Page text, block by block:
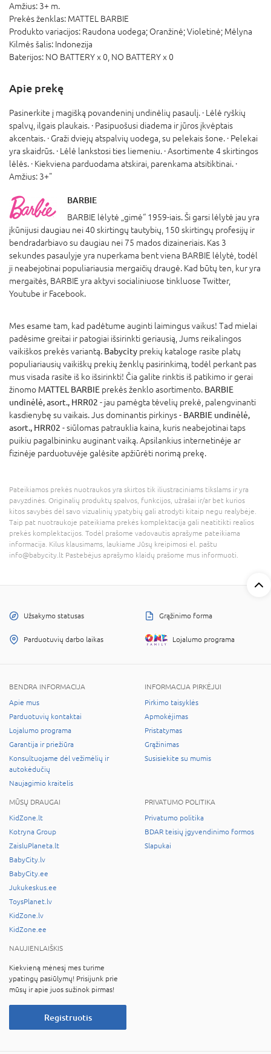
Amžius: 3+ m.
Prekės ženklas: MATTEL BARBIE
Produkto variacijos: Raudona uodega; Oranžinė; Violetinė; Mėlyna
Kilmės šalis: Indonezija
Baterijos: NO BATTERY x 0, NO BATTERY x 0
Apie prekę
Pasinerkite į magišką povandeninį undinėlių pasaulį. · Lėlė ryškių
spalvų, ilgais plaukais. · Pasipuošusi diadema ir jūros įkvėptais
akcentais. · Graži dviejų atspalvių uodega, su pelekais šone. · Pelekai
yra skaidrūs. · Lėlė lankstosi ties liemeniu. · Asortimente 4 skirtingos
lėlės. · Kiekviena parduodama atskirai, parenkama atsitiktinai. ·
Amžius: 3+"
BARBIE
BARBIE lėlytė „gimė“ 1959-iais. Ši garsi lėlytė jau yra
įkūnijusi daugiau nei 40 skirtingų tautybių, 150 skirtingų profesijų ir
bendradarbiavo su daugiau nei 75 mados dizaineriais. Kas 3
sekundes pasaulyje yra nuperkama bent viena BARBIE lėlytė, todėl
ji neabejotinai populiariausia mergaičių draugė. Kad būtų ten, kur yra
mergaitės, BARBIE yra aktyvi socialiniuose tinkluose Twitter,
Youtube ir Facebook.
Mes esame tam, kad padėtume auginti laimingus vaikus! Tad mielai
padėsime greitai ir patogiai išsirinkti geriausią, Jums reikalingos
vaikiškos prekės variantą. Babycity prekių kataloge rasite platų
populiariausių vaikiškų prekių ženklų pasirinkimą, todėl perkant pas
mus visada rasite iš ko išsirinkti! Čia galite rinktis iš patikimo ir gerai
žinomo MATTEL BARBIE prekės ženklo asortimento. BARBIE
undinėlė, asort., HRR02 - jau pamėgta tėvelių prekė, palengvinanti
kasdienybę su vaikais. Jus dominantis pirkinys - BARBIE undinėlė,
asort., HRR02 - siūlomas patrauklia kaina, kuris neabejotinai taps
puikiu pagalbininku auginant vaiką. Apsilankius internetinėje ar
fizinėje parduotuvėje galėsite apžiūrėti norimą prekę.
Pateikiamos prekės nuotraukos yra skirtos tik iliustraciniams tikslams ir yra
pavyzdinės. Originalių produktų spalvos, funkcijos, užrašai ir/ar bet kurios
kitos savybės dėl savo vizualinių ypatybių gali atrodyti kitaip negu realybėje.
Taip pat nuotraukoje pateikiama prekės komplektacija gali neatitikti realios
prekės komplektacijos. Todėl prašome vadovautis aprašyme pateikiama
informacija. Kilus klausimams, laukiame Jūsų kreipimosi el. paštu
info@babycity.lt Pastebėjus aprašymo klaidų prašome mus informuoti.
Užsakymo statusas Grąžinimo forma
Parduotuvių darbo laikas Lojalumo programa
BENDRA INFORMACIJA
Apie mus
Parduotuvių kontaktai
Lojalumo programa
Garantija ir priežiūra
Konsultuojame dėl vežimėlių ir
autokėdučių
Naujagimio kraitelis
INFORMACIJA PIRKĖJUI
Pirkimo taisyklės
Apmokėjimas
Pristatymas
Grąžinimas
Susisiekite su mumis
MŪSŲ DRAUGAI
KidZone.lt
Kotryna Group
ZaisluPlaneta.lt
BabyCity.lv
BabyCity.ee
Jukukeskus.ee
ToysPlanet.lv
KidZone.lv
KidZone.ee
PRIVATUMO POLITIKA
Privatumo politika
BDAR teisių įgyvendinimo formos
Slapukai
NAUJIENLAIŠKIS
Kiekvieną mėnesį mes turime
ypatingų pasiūlymų! Prisijunk prie
mūsų ir apie juos sužinok pirmas!
Registruotis